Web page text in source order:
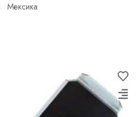
Мексика